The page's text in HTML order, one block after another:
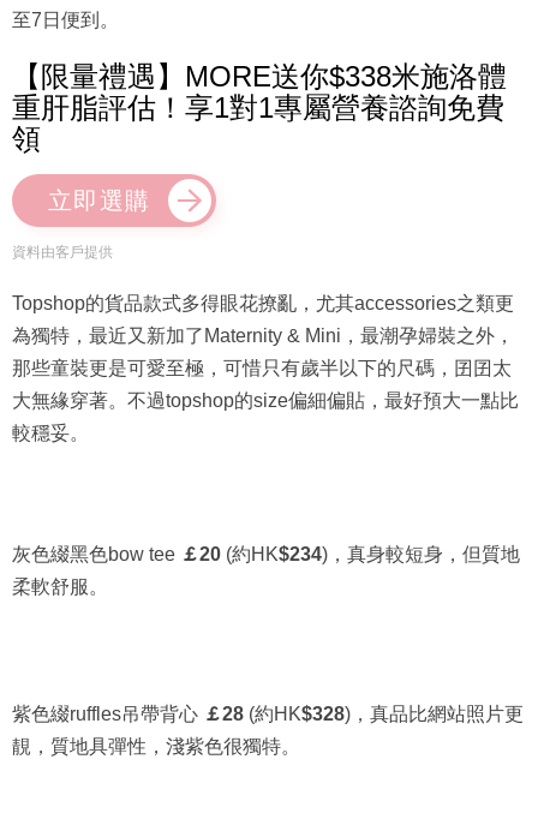
至7日便到。
【限量禮遇】MORE送你$338米施洛體
重肝脂評估！享1對1專屬營養諮詢免費
領
立即選購
資料由客戶提供
Topshop的貨品款式多得眼花撩亂，尤其accessories之類更
為獨特，最近又新加了Maternity & Mini，最潮孕婦裝之外，
那些童裝更是可愛至極，可惜只有歲半以下的尺碼，囝囝太
大無緣穿著。不過topshop的size偏細偏貼，最好預大一點比
較穩妥。
灰色綴黑色bow tee ￡20 (約HK$234)，真身較短身，但質地
柔軟舒服。
紫色綴ruffles吊帶背心 ￡28 (約HK$328)，真品比網站照片更
靚，質地具彈性，淺紫色很獨特。